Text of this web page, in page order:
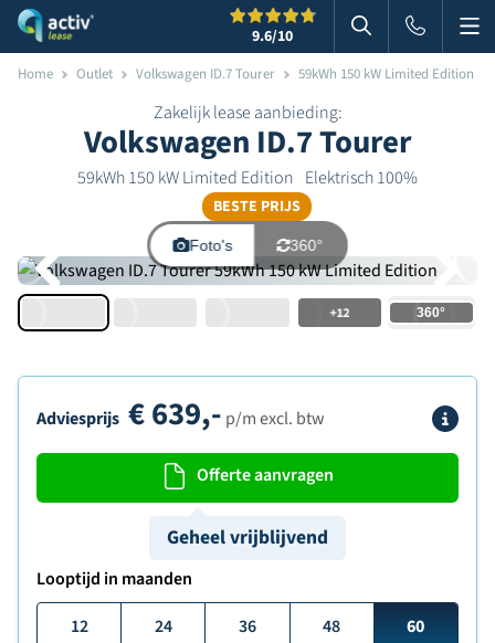
9.6/10 Zoeken in
Home Outlet Volkswagen ID.7 Tourer 59kWh 150 kW Limited Edition
Zakelijk lease aanbieding:
Volkswagen ID.7 Tourer
59kWh 150 kW Limited Edition Elektrisch 100%
BESTE PRIJS
Foto's 360°
+12
Adviesprijs €639,- p/m excl. btw
Offerte aanvragen
Geheel vrijblijvend
Looptijd in maanden
12
24 36 48 60